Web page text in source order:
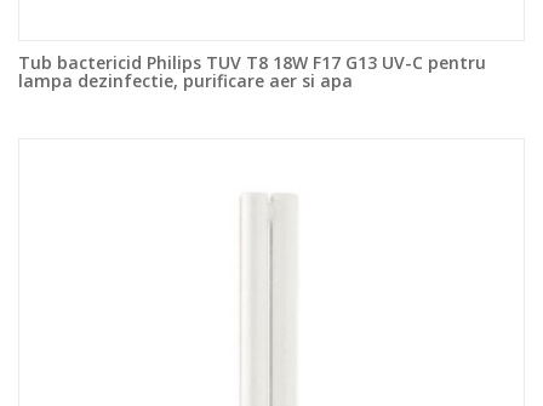
Tub bactericid Philips TUV T8 18W F17 G13 UV-C pentru
lampa dezinfectie, purificare aer si apa